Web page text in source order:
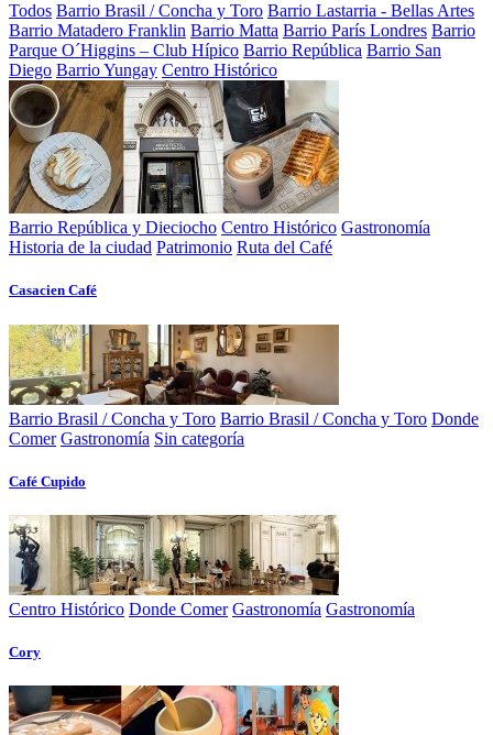
Todos Barrio Brasil / Concha y Toro Barrio Lastarria - Bellas Artes
Barrio Matadero Franklin Barrio Matta Barrio París Londres Barrio
Parque O´Higgins – Club Hípico Barrio República Barrio San
Diego Barrio Yungay Centro Histórico
Barrio República y Dieciocho Centro Histórico Gastronomía
Historia de la ciudad Patrimonio Ruta del Café
Casacien Café
Barrio Brasil / Concha y Toro Barrio Brasil / Concha y Toro Donde
Comer Gastronomía Sin categoría
Café Cupido
Centro Histórico Donde Comer Gastronomía Gastronomía
Cory